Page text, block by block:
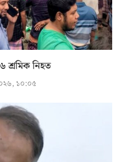
শ্রমিক নিহত
১০:০৫